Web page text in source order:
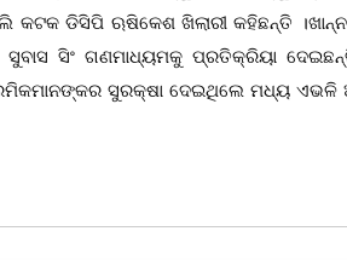
କଟକ ଡିସିପି ଋଷିକେଶ ଖିଲାରୀ କହିଛନ୍ତି
ସିଂ ଗଣମାଧ୍ୟମକୁ ପ୍ରତିକ୍ରିୟା
ସୁରକ୍ଷା ଦେଇଥିଲେ ମଧ୍ୟ